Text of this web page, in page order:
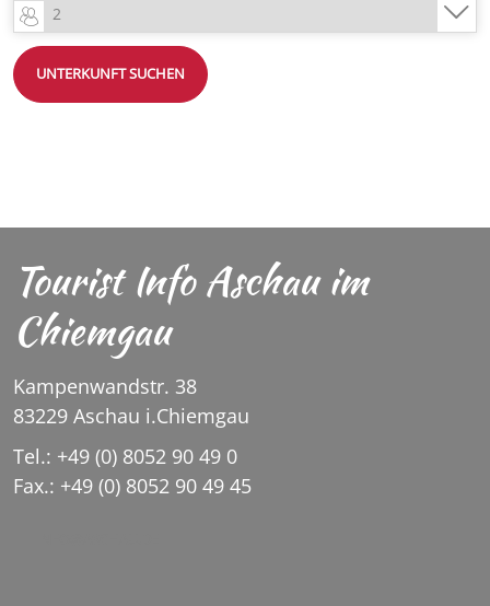
UNTERKUNFT SUCHEN
Tourist Info Aschau im
Chiemgau
Kampenwandstr. 38
83229 Aschau i.Chiemgau
Tel.: +49 (0) 8052 90 49 0
Fax.: +49 (0) 8052 90 49 45